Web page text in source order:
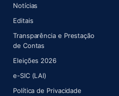
Notícias
Editais
Transparência e Prestação
de Contas
Eleições 2026
e-SIC (LAI)
Política de Privacidade